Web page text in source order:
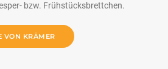
bzw. Frühstücksbrettchen.
VON KRÄMER